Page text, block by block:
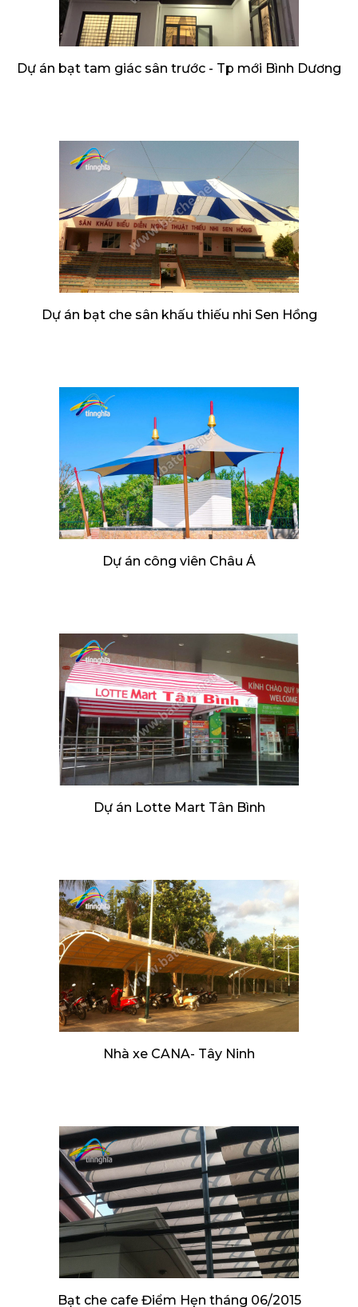
Dự án bạt tam giác sân trước - Tp mới Bình Dương
Dự án bạt che sân khấu thiếu nhi Sen Hồng
Dự án công viên Châu Á
Dự án Lotte Mart Tân Bình
Nhà xe CANA- Tây Ninh
Bạt che cafe Điểm Hẹn tháng 06/2015